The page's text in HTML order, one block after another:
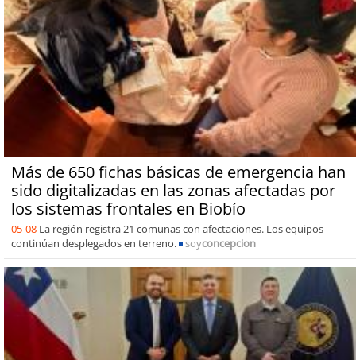
Más de 650 fichas básicas de emergencia han
sido digitalizadas en las zonas afectadas por
los sistemas frontales en Biobío
05-08 La región registra 21 comunas con afectaciones. Los equipos
continúan desplegados en terreno.
soyconcepcion